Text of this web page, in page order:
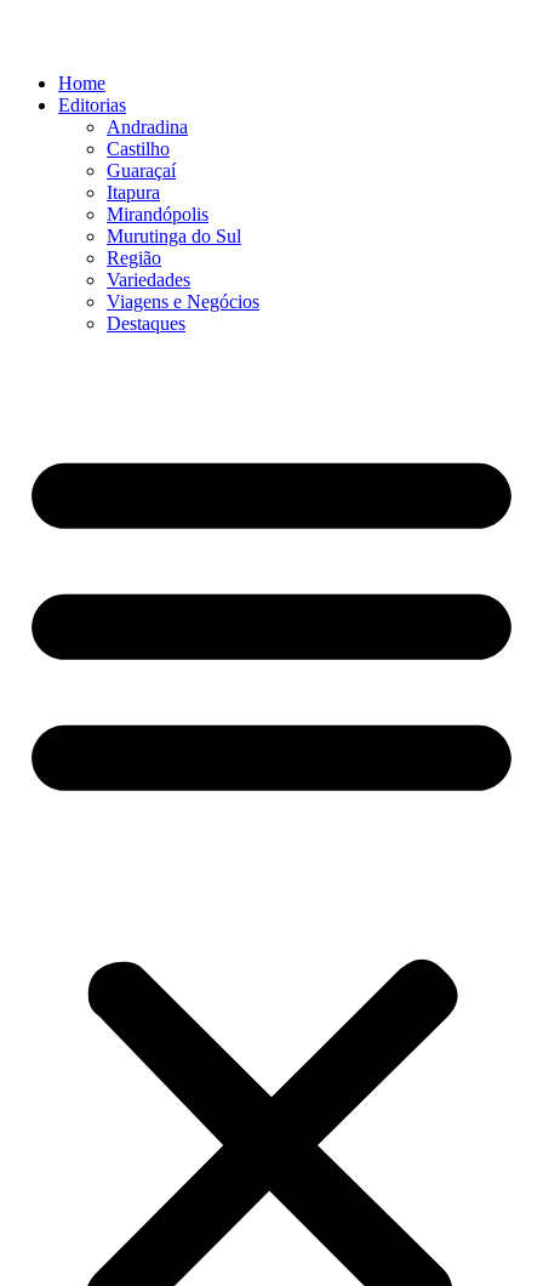
conteúdoHome
Editorias
Andradina
Castilho
Guaraçaí
Itapura
Mirandópolis
Murutinga do Sul
Região
Variedades
Viagens e Negócios
Destaques